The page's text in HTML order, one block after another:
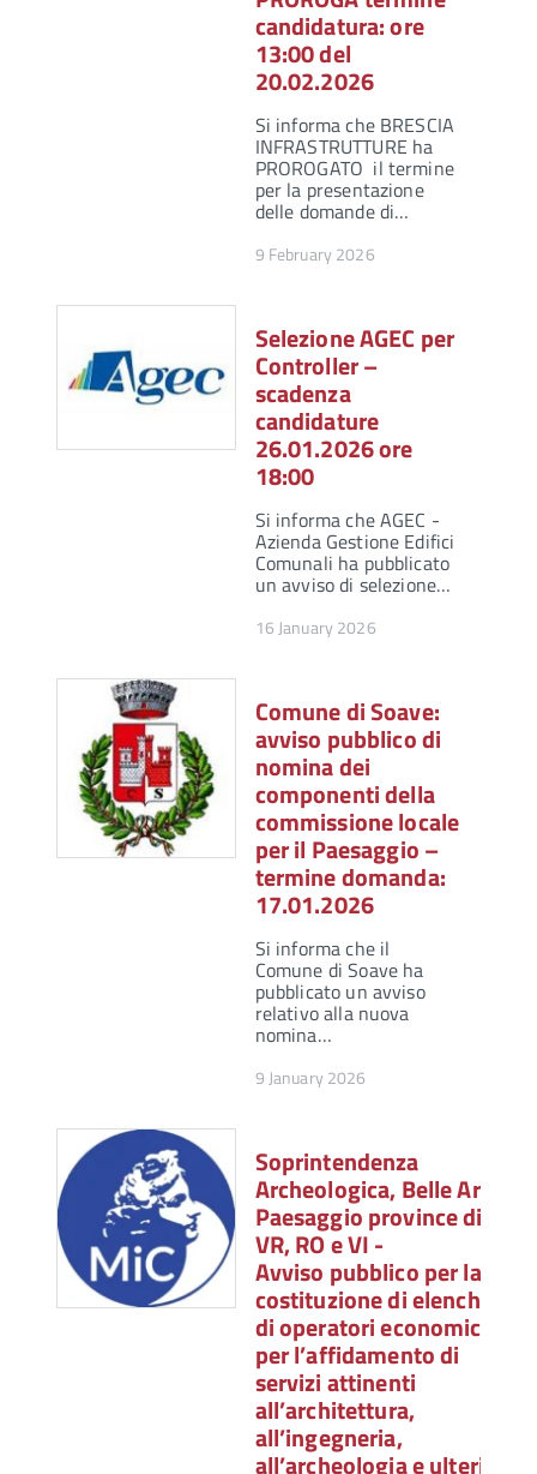
candidatura: ore
13:00 del
20.02.2026
Si informa che BRESCIA
INFRASTRUTTURE ha
PROROGATO il termine
per la presentazione
delle domande di…
9 February 2026
Selezione AGEC per
Controller –
scadenza
candidature
26.01.2026 ore
18:00
Si informa che AGEC -
Azienda Gestione Edifici
Comunali ha pubblicato
un avviso di selezione…
16 January 2026
Comune di Soave:
avviso pubblico di
nomina dei
componenti della
commissione locale
per il Paesaggio –
termine domanda:
17.01.2026
Si informa che il
Comune di Soave ha
pubblicato un avviso
relativo alla nuova
nomina…
9 January 2026
Soprintendenza
Archeologica, Belle Arti e
Paesaggio province di
VR, RO e VI -
Avviso pubblico per la
costituzione di elenchi
di operatori economici
per l’affidamento di
servizi attinenti
all’architettura,
all’ingegneria,
all’archeologia e ulteriori